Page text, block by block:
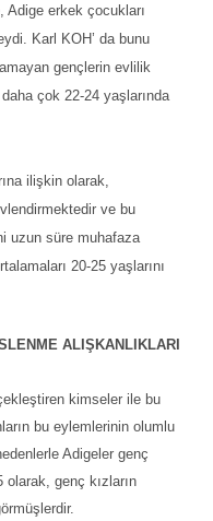
Adige erkek çocukları
Karl KOH’ da bunu
gençlerin evlilik
çok 22-24 yaşlarında
ilişkin olarak,
ve bu
uzun süre muhafaza
20-25 yaşlarını
ALIŞKANLIKLARI
kimseler ile bu
bu eylemlerinin olumlu
Adigeler genç
genç kızların